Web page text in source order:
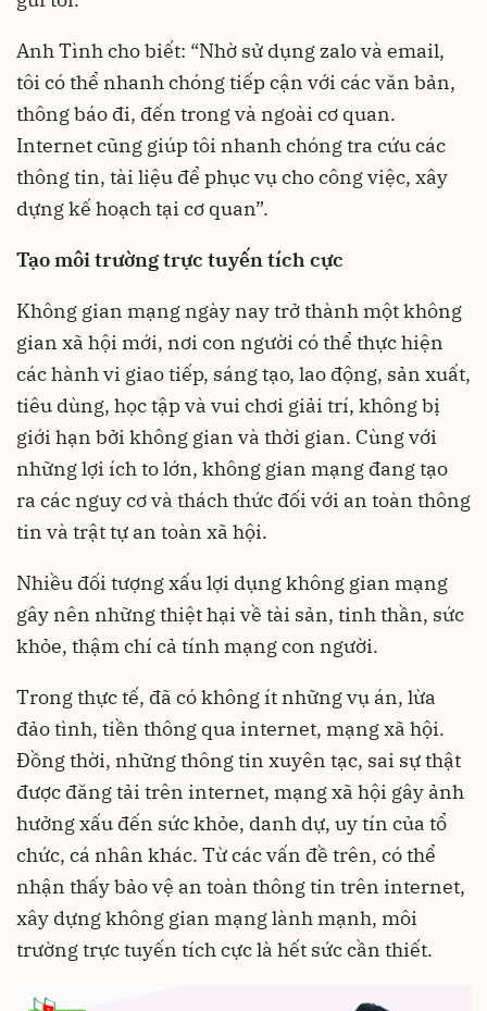
Anh Tình cho biết: “Nhờ sử dụng zalo và email,
tôi có thể nhanh chóng tiếp cận với các văn bản,
thông báo đi, đến trong và ngoài cơ quan.
Internet cũng giúp tôi nhanh chóng tra cứu các
thông tin, tài liệu để phục vụ cho công việc, xây
dựng kế hoạch tại cơ quan”.
Tạo môi trường trực tuyến tích cực
Không gian mạng ngày nay trở thành một không
gian xã hội mới, nơi con người có thể thực hiện
các hành vi giao tiếp, sáng tạo, lao động, sản xuất,
tiêu dùng, học tập và vui chơi giải trí, không bị
giới hạn bởi không gian và thời gian. Cùng với
những lợi ích to lớn, không gian mạng đang tạo
ra các nguy cơ và thách thức đối với an toàn thông
tin và trật tự an toàn xã hội.
Nhiều đối tượng xấu lợi dụng không gian mạng
gây nên những thiệt hại về tài sản, tinh thần, sức
khỏe, thậm chí cả tính mạng con người.
Trong thực tế, đã có không ít những vụ án, lừa
đảo tình, tiền thông qua internet, mạng xã hội.
Đồng thời, những thông tin xuyên tạc, sai sự thật
được đăng tải trên internet, mạng xã hội gây ảnh
hưởng xấu đến sức khỏe, danh dự, uy tín của tổ
chức, cá nhân khác. Từ các vấn đề trên, có thể
nhận thấy bảo vệ an toàn thông tin trên internet,
xây dựng không gian mạng lành mạnh, môi
trường trực tuyến tích cực là hết sức cần thiết.